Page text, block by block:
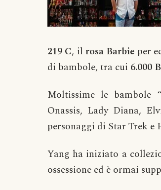
219 C, il rosa Barbie per
di bambole, tra cui 6.000
Moltissime le bambole
Onassis, Lady Diana,
personaggi di Star Trek e
Yang ha iniziato a
ossessione ed è ormai